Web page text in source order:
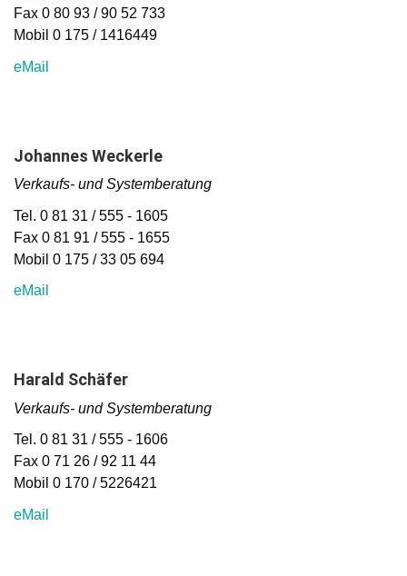
Fax 0 80 93 / 90 52 733
Mobil 0 175 / 1416449
eMail
Johannes Weckerle
Verkaufs- und Systemberatung
Tel. 0 81 31 / 555 - 1605
Fax 0 81 91 / 555 - 1655
Mobil 0 175 / 33 05 694
eMail
Harald Schäfer
Verkaufs- und Systemberatung
Tel. 0 81 31 / 555 - 1606
Fax 0 71 26 / 92 11 44
Mobil 0 170 / 5226421
eMail